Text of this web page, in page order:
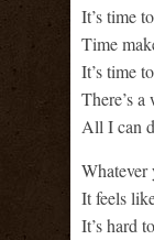
It’s time
Time
It’s time
There’s a
All I can
Whatever
It feels
It’s hard